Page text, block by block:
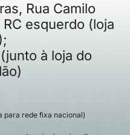
Rua Camilo
esquerdo (loja
à loja do
para rede fixa nacional)